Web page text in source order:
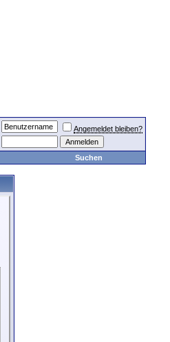
Angemeldet bleiben?
Suchen